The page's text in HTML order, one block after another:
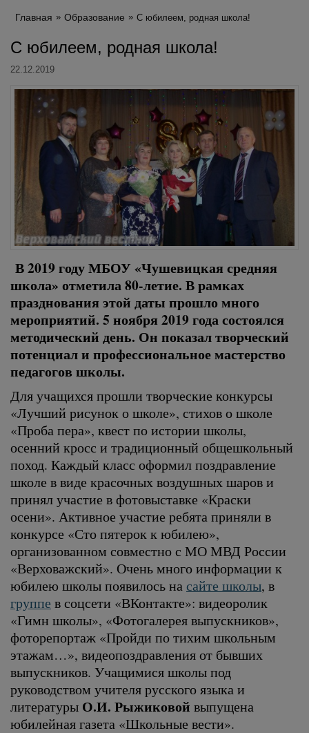
Главная Образование С юбилеем, родная школа!
С юбилеем, родная школа!
22.12.2019
В 2019 году МБОУ «Чушевицкая средняя
школа» отметила 80-летие. В рамках
празднования этой даты прошло много
мероприятий. 5 ноября 2019 года состоялся
методический день. Он показал творческий
потенциал и профессиональное мастерство
педагогов школы.
Для учащихся прошли творческие конкурсы
«Лучший рисунок о школе», стихов о школе
«Проба пера», квест по истории школы,
осенний кросс и традиционный общешкольный
поход. Каждый класс оформил поздравление
школе в виде красочных воздушных шаров и
принял участие в фотовыставке «Краски
осени». Активное участие ребята приняли в
конкурсе «Сто пятерок к юбилею»,
организованном совместно с МО МВД России
«Верховажский». Очень много информации к
юбилею школы появилось на сайте школы, в
группе в соцсети «ВКонтакте»: видеоролик
«Гимн школы», «Фотогалерея выпускников»,
фоторепортаж «Пройди по тихим школьным
этажам…», видеопоздравления от бывших
выпускников. Учащимися школы под
руководством учителя русского языка и
литературы О.И. Рыжиковой выпущена
юбилейная газета «Школьные вести».